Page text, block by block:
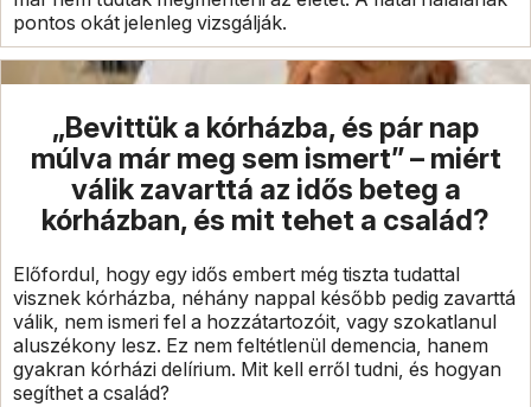
pontos okát jelenleg vizsgálják.
„Bevittük a kórházba, és pár nap
múlva már meg sem ismert” – miért
válik zavarttá az idős beteg a
kórházban, és mit tehet a család?
Előfordul, hogy egy idős embert még tiszta tudattal
visznek kórházba, néhány nappal később pedig zavarttá
válik, nem ismeri fel a hozzátartozóit, vagy szokatlanul
aluszékony lesz. Ez nem feltétlenül demencia, hanem
gyakran kórházi delírium. Mit kell erről tudni, és hogyan
segíthet a család?